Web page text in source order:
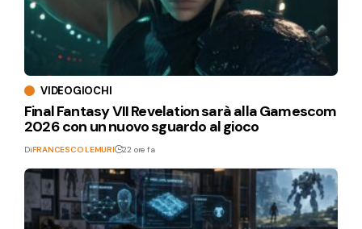
VIDEOGIOCHI
Final Fantasy VII Revelation sarà alla Gamescom
2026 con un nuovo sguardo al gioco
DiFRANCESCO LEMURI 22 ore fa